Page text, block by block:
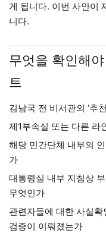
게 됩니다. 이번 사안이
니다.
무엇을 확인해
트
김남국 전 비서관의 ‘추
제1부속실 또는 다른 라
해당 민간단체 내부의
가
대통령실 내부 지침상
무엇인가
관련자들에 대한 사실확
검증이 이뤄졌는가